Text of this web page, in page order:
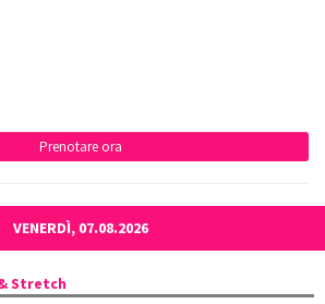
Prenotare ora
VENERDÌ, 07.08.2026
Stretch